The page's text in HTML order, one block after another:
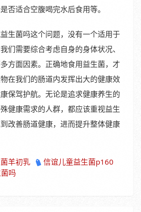
否适合空腹喝完水后食用等。
生菌吗这个问题，没有一个适用于
们需要综合考虑自身的身体状况、
方面因素。正确地食用益生菌，才
在我们的肠道内发挥出大的健康效
保驾护航。无论是追求健康养生的
健康需求的人群，都应该重视益生
改善肠道健康，进而提升整体健康
羊初乳
信谊儿童益生菌p160
吗